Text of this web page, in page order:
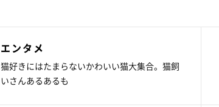
エンタメ
猫好きにはたまらないかわいい猫大集合。猫飼
いさんあるあるも